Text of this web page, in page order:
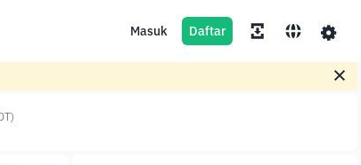
Masuk Daftar